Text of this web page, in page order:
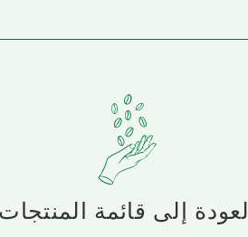
العودة إلى قائمة المنتجات